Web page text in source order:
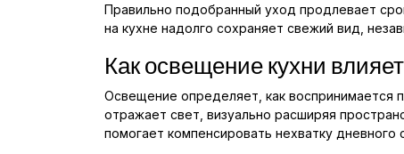
Правильно подобранный уход продлевает
на кухне надолго сохраняет свежий вид,
Как освещение кухни
Освещение определяет, как воспринимается
отражает свет, визуально расширяя
помогает компенсировать нехватку